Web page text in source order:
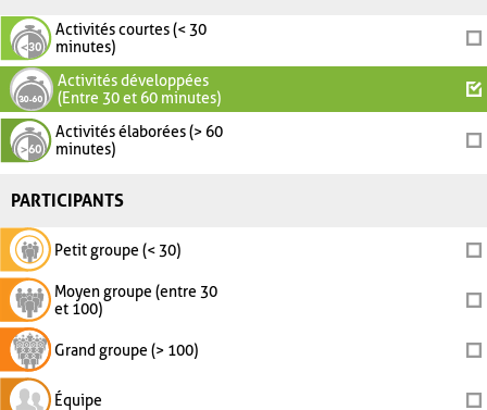
Activités courtes (< 30
minutes)
Activités développées
(Entre 30 et 60 minutes)
Activités élaborées (> 60
minutes)
PARTICIPANTS
Petit groupe (< 30)
Moyen groupe (entre 30
et 100)
Grand groupe (> 100)
Équipe